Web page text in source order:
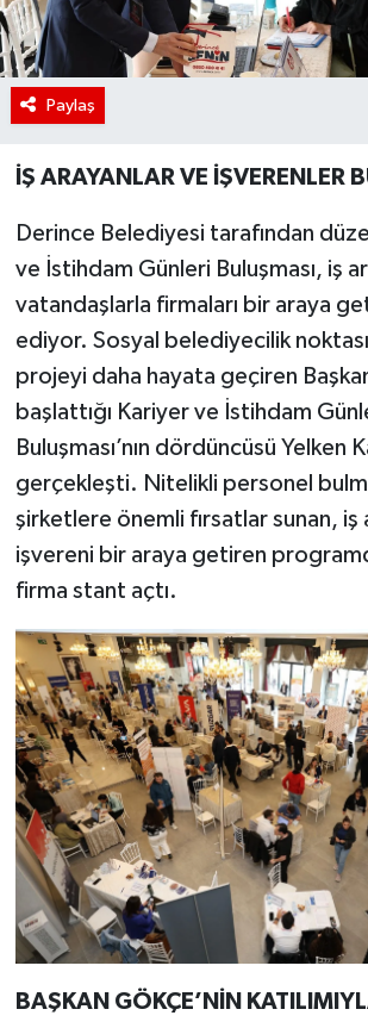
Paylaş
İŞ ARAYANLAR VE İŞVERENLER
Derince Belediyesi tarafından
ve İstihdam Günleri Buluşması, iş
vatandaşlarla firmaları bir araya
ediyor. Sosyal belediyecilik
projeyi daha hayata geçiren
başlattığı Kariyer ve İstihdam
Buluşması’nın dördüncüsü Yelken
gerçekleşti. Nitelikli personel
şirketlere önemli fırsatlar sunan, iş
işvereni bir araya getiren
firma stant açtı.
BAŞKAN GÖKÇE’NİN